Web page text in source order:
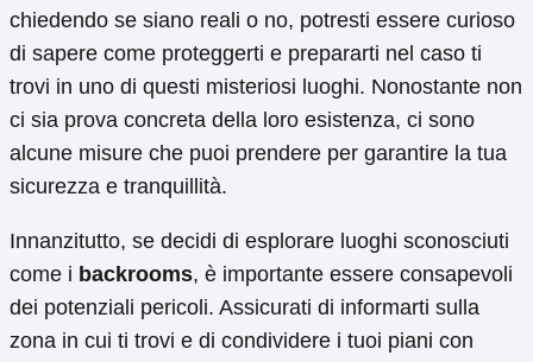
chiedendo se siano reali o no, potresti essere curioso
di sapere come proteggerti e prepararti nel caso ti
trovi in uno di questi misteriosi luoghi. Nonostante non
ci sia prova concreta della loro esistenza, ci sono
alcune misure che puoi prendere per garantire la tua
sicurezza e tranquillità.
Innanzitutto, se decidi di esplorare luoghi sconosciuti
come i backrooms, è importante essere consapevoli
dei potenziali pericoli. Assicurati di informarti sulla
zona in cui ti trovi e di condividere i tuoi piani con